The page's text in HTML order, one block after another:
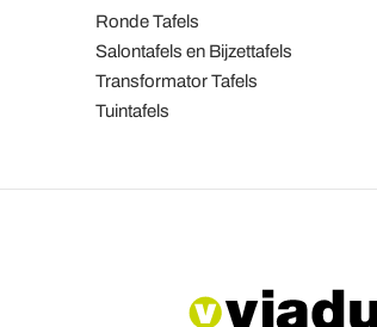
Ronde Tafels
Salontafels en Bijzettafels
Transformator Tafels
Tuintafels